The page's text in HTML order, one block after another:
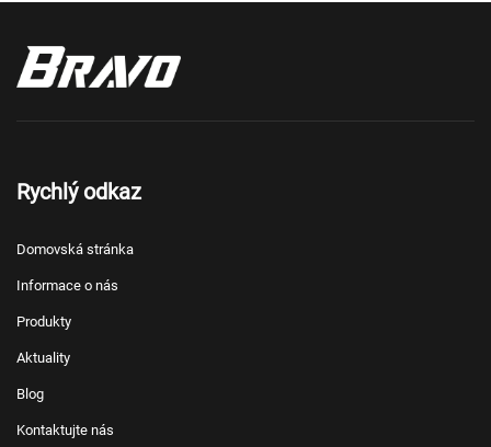
Rychlý odkaz
Domovská stránka
Informace o nás
Produkty
Aktuality
Blog
Kontaktujte nás